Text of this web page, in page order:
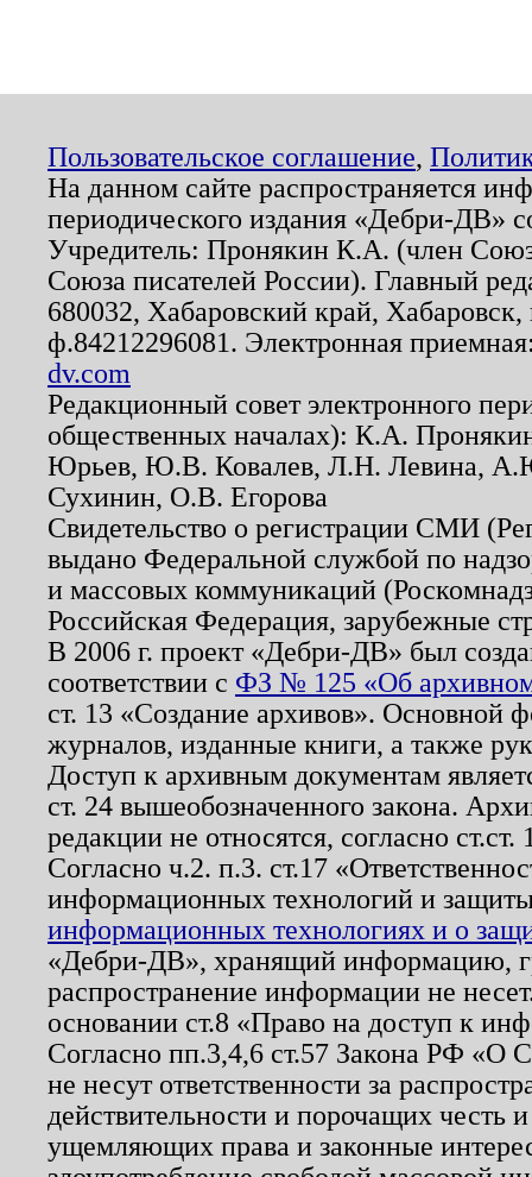
Пользовательское соглашение,
На данном сайте распространяется
периодического издания «Дебри-ДВ»
Учредитель: Пронякин К.А. (член
Союза писателей России). Главный
680032, Хабаровский край,
ф.84212296081. Электронная
dv.com
Редакционный совет электронного
общественных началах): К.А.
Юрьев, Ю.В. Ковалев, Л.Н. Левина,
Сухинин, О.В. Егорова
Свидетельство о регистрации СМИ
выдано Федеральной службой по
и массовых коммуникаций
Российская Федерация, зарубежные
В 2006 г. проект «Дебри-ДВ» был
соответствии с ФЗ № 125 «Об
ст. 13 «Создание архивов». Основной
журналов, изданные книги, а также
Доступ к архивным документам
ст. 24 вышеобозначенного закона.
редакции не относятся, согласно
Согласно ч.2. п.3. ст.17
информационных технологий и
информационных технологиях и о
«Дебри-ДВ», хранящий информацию,
распространение информации не
основании ст.8 «Право на доступ к
Согласно пп.3,4,6 ст.57 Закона РФ «О
не несут ответственности за
действительности и порочащих честь
ущемляющих права и законные